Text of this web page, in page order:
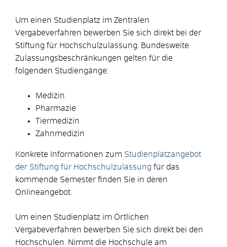
Um einen Studienplatz im Zentralen
Vergabeverfahren bewerben Sie sich direkt bei der
Stiftung für Hochschulzulassung. Bundesweite
Zulassungsbeschränkungen gelten für die
folgenden Studiengänge:
Medizin
Pharmazie
Tiermedizin
Zahnmedizin
Konkrete Informationen zum Studienplatzangebot
der Stiftung für Hochschulzulassung für das
kommende Semester finden Sie in deren
Onlineangebot.
Um einen Studienplatz im Örtlichen
Vergabeverfahren bewerben Sie sich direkt bei den
Hochschulen. Nimmt die Hochschule am